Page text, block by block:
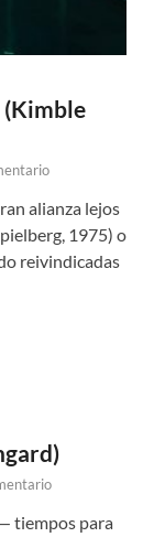
(Kimble
alianza lejos
1975) o
reivindicadas
tiempos para